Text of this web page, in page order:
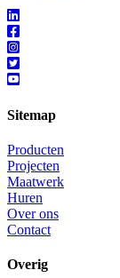
Sitemap
Producten
Projecten
Maatwerk
Huren
Over ons
Contact
Overig